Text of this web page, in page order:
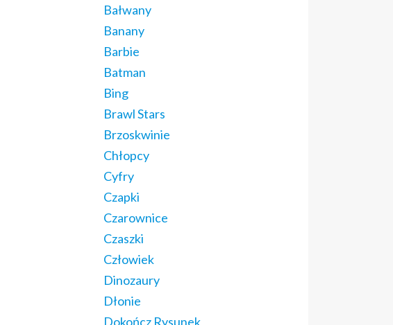
Bałwany
Banany
Barbie
Batman
Bing
Brawl Stars
Brzoskwinie
Chłopcy
Cyfry
Czapki
Czarownice
Czaszki
Człowiek
Dinozaury
Dłonie
Dokończ Rysunek